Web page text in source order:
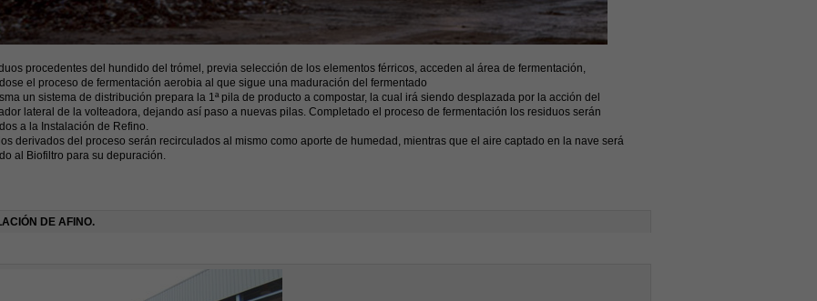
procedentes del hundido del trómel, previa selección de los elementos férricos, acceden al área de fermentación,
el proceso de fermentación aerobia al que sigue una maduración del fermentado
un sistema de distribución prepara la 1ª pila de producto a compostar, la cual irá siendo desplazada por la acción del
lateral de la volteadora, dejando así paso a nuevas pilas. Completado el proceso de fermentación los residuos serán
a la Instalación de Refino.
derivados del proceso serán recirculados al mismo como aporte de humedad, mientras que el aire captado en la nave será
al Biofiltro para su depuración.
DE AFINO.